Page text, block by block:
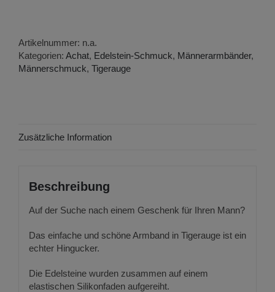
Artikelnummer: n.a.
Kategorien: Achat, Edelstein-Schmuck, Männerarmbänder,
Männerschmuck, Tigerauge
Zusätzliche Information
Beschreibung
Auf der Suche nach einem Geschenk für Ihren Mann?
Das einfache und schöne Armband in Tigerauge ist ein
echter Hingucker.
Die Edelsteine wurden zusammen auf einem
elastischen Silikonfaden aufgereiht.